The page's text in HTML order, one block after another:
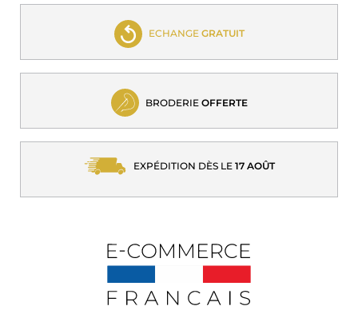
ECHANGE GRATUIT
BRODERIE OFFERTE
EXPÉDITION DÈS LE 17 AOÛT